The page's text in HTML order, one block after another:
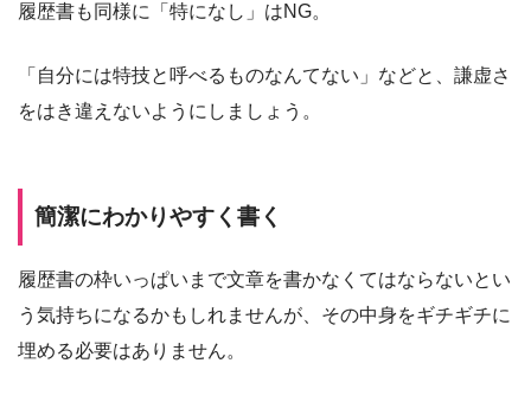
履歴書も同様に「特になし」はNG。
「自分には特技と呼べるものなんてない」などと、謙虚さ
をはき違えないようにしましょう。
簡潔にわかりやすく書く
履歴書の枠いっぱいまで文章を書かなくてはならないとい
う気持ちになるかもしれませんが、その中身をギチギチに
埋める必要はありません。